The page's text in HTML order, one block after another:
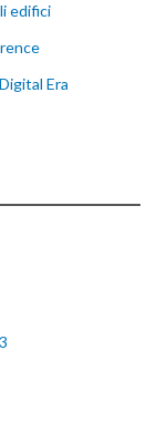
edifici
Era